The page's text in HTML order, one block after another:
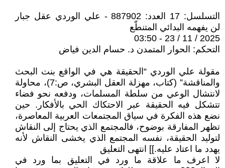
التسلسل: 17 العدد: 887902 - علي الوردي عقل جبار
لن يفهمه البدائي المتنطّع
2025 / 11 / 23 - 03:50
التحكم: الحوار المتمدن د. حسام الدين فياض
مقولة علي الوردي “الحقيقة هي في الواقع بنت البحث
والمناقشة” (كتاب، مهزلة العقل البشري، ص:7)، محاولة
لانتشال الوعي من سلطة المسلمات، ودفعه نحو فضاء
تتشكل فيه الحقيقة عبر الاحتكاك الحي بالأفكار. حين
نضع هذه الفكرة في سياق المجتمعات العربية المعاصرة،
تظهر المفارقة بوضوح، فالمجتمع الذي يحتاج إلى النقاش
لتوليد الحقيقة، نفسه المجتمع الذي يخشى النقاش لأنه
يهدد ما اعتاد عليه.]] انتهى التعليق
لا اعرف ما علاقة ما ورد في التعليق بما ورد في